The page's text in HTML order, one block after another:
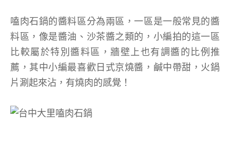
嗑肉石鍋的醬料區分為兩區，一區是一般常見的醬
料區，像是醬油、沙茶醬之類的，小編拍的這一區
比較屬於特別醬料區，牆壁上也有調醬的比例推
薦，其中小編最喜歡日式京燒醬，鹹中帶甜，火鍋
片涮起來沾，有燒肉的感覺！